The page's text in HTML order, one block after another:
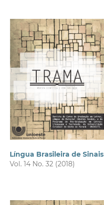
Língua Brasileira de Sinais
Vol. 14 No. 32 (2018)